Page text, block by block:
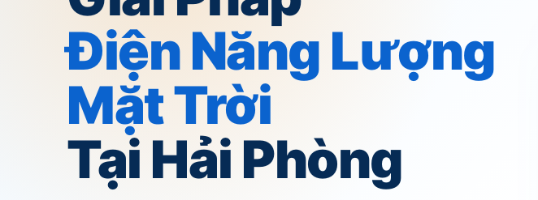
Điện mặt trời Hybrid
Điện Năng Lượng
Mặt Trời
Tại Hải Phòng